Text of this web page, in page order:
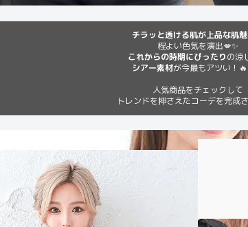
チラッと透ける肌が上品な肌
程よい色気を演出💋✨
これからの時期にぴったりの涼
シアー素材が今最もアツい！
人気商品をチェックして
トレンドを押さえたコーデを完成